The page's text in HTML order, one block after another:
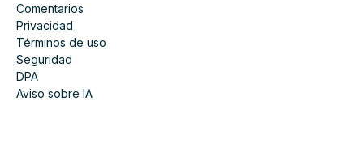
Comentarios
Privacidad
Términos de uso
Seguridad
DPA
Aviso sobre IA